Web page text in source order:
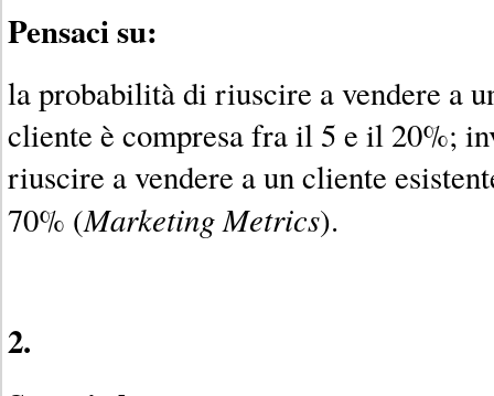
Pensaci su:
la probabilità di riuscire a vendere a
cliente è compresa fra il 5 e il 20%;
riuscire a vendere a un cliente
70% (Marketing Metrics).
2.